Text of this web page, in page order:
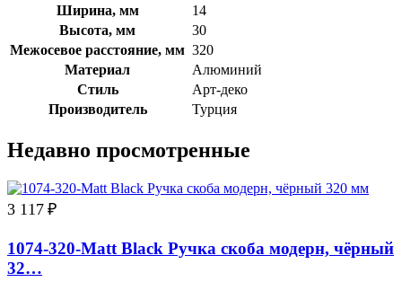
Ширина, мм
14
Высота, мм
30
Межосевое расстояние, мм 320
Материал
Алюминий
Стиль
Арт-деко
Производитель
Турция
Недавно просмотренные
3 117 ₽
1074-320-Matt Black Ручка скоба модерн, чёрный
32…